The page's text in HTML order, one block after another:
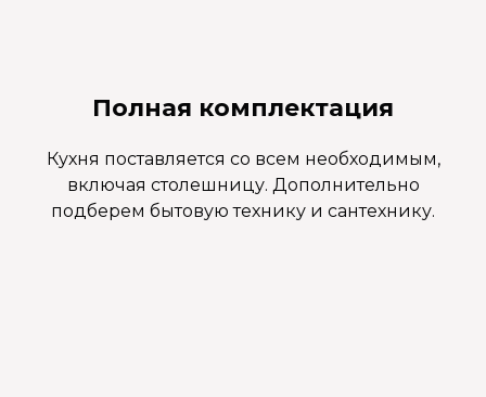
Полная комплектация
Кухня поставляется со всем необходимым,
включая столешницу. Дополнительно
подберем бытовую технику и сантехнику.